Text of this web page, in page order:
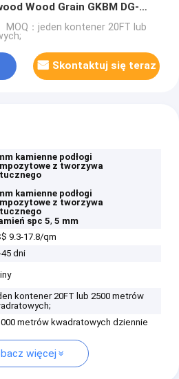
Wood Grain GKBM DG-
MOQ：jeden kontener 20FT lub
Skontaktuj się teraz
kamienne podłogi
z tworzywa
kamienne podłogi
z tworzywa
spc 5,5 mm
9.3-17.8/qm
45 dni
kontener 20FT lub 2500 metrów
000 metrów kwadratowych dziennie
więcej